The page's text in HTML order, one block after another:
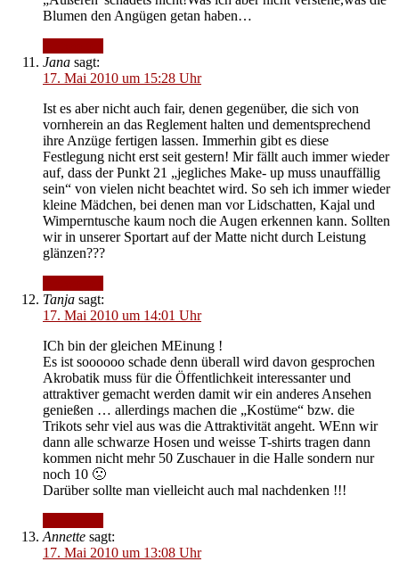
Blumen den Angügen getan haben…
Jana sagt:
17. Mai 2010 um 15:28 Uhr
Ist es aber nicht auch fair, denen gegenüber, die sich von
vornherein an das Reglement halten und dementsprechend
ihre Anzüge fertigen lassen. Immerhin gibt es diese
Festlegung nicht erst seit gestern! Mir fällt auch immer wieder
auf, dass der Punkt 21 „jegliches Make- up muss unauffällig
sein“ von vielen nicht beachtet wird. So seh ich immer wieder
kleine Mädchen, bei denen man vor Lidschatten, Kajal und
Wimperntusche kaum noch die Augen erkennen kann. Sollten
wir in unserer Sportart auf der Matte nicht durch Leistung
glänzen???
Tanja sagt:
17. Mai 2010 um 14:01 Uhr
ICh bin der gleichen MEinung !
Es ist soooooo schade denn überall wird davon gesprochen
Akrobatik muss für die Öffentlichkeit interessanter und
attraktiver gemacht werden damit wir ein anderes Ansehen
genießen … allerdings machen die „Kostüme“ bzw. die
Trikots sehr viel aus was die Attraktivität angeht. WEnn wir
dann alle schwarze Hosen und weisse T-shirts tragen dann
kommen nicht mehr 50 Zuschauer in die Halle sondern nur
noch 10 🙁
Darüber sollte man vielleicht auch mal nachdenken !!!
Annette sagt:
17. Mai 2010 um 13:08 Uhr